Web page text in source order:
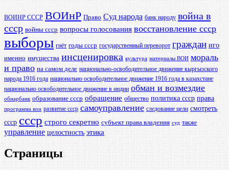
ВОИНР СССР ВОИнР Право Суд народа банк народу война в
ссср войны ссср вопросы голосования восстановление ссср
выборы гнёт годы ссср государственный переворот граждан иго
именно имущества инсценировка культура материалы ВОИ мораль
и право на самом деле национально-освободительное движение кыргызского
народа 1916 года национально освободительное движение 1916 года в казахстане
национально освободительное движение в индии обман и возмездие
обнарбанк образование ссср обращение общество политика ссср права
программа вои развитие ссср самоуправление следование цели смотреть
ссср ссср строго секретно субъект права владения суд также
управление целостность этика
Страницы